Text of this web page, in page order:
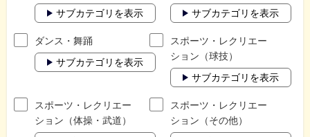
サブカテゴリを表示
サブカテゴリを表示
ダンス・舞踊
サブカテゴリを表示
スポーツ・レクリエー
ション（球技）
サブカテゴリを表示
スポーツ・レクリエー
ション（体操・武道）
スポーツ・レクリエー
ション（その他）